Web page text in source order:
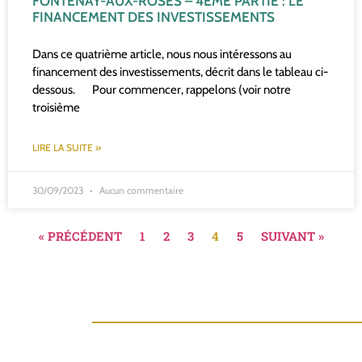
FINANCEMENT DES INVESTISSEMENTS
Dans ce quatrième article, nous nous intéressons au
financement des investissements, décrit dans le tableau ci-
dessous. Pour commencer, rappelons (voir notre
troisième
LIRE LA SUITE »
30/09/2023 Aucun commentaire
« PRÉCÉDENT 1 2 3 4 5 SUIVANT »